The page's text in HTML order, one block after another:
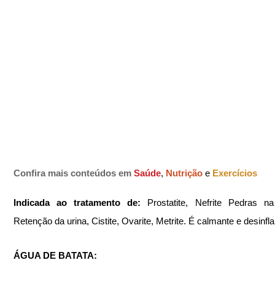
Confira mais conteúdos em Saúde, Nutrição e Exercícios
Indicada ao tratamento de: Prostatite, Nefrite Pedras
Retenção da urina, Cistite, Ovarite, Metrite. É calmante e
ÁGUA DE BATATA: